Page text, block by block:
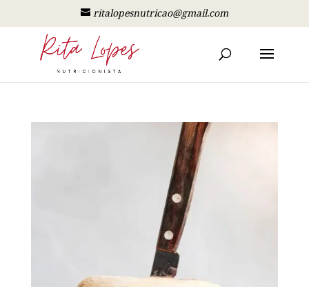
ritalopesnutricao@gmail.com